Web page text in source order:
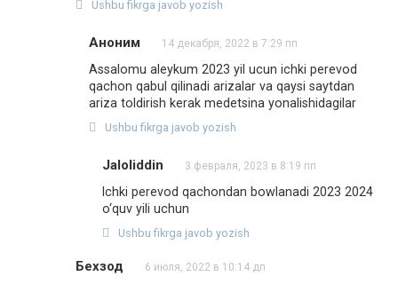
Ushbu fikrga javob yozish
Аноним 14 декабря, 2022 в 7:29 пп
Assalomu aleykum 2023 yil ucun ichki perevod
qachon qabul qilinadi arizalar va qaysi saytdan
ariza toldirish kerak medetsina yonalishidagilar
Ushbu fikrga javob yozish
Jaloliddin 3 февраля, 2023 в 8:19 пп
Ichki perevod qachondan bowlanadi 2023 2024
o‘quv yili uchun
Ushbu fikrga javob yozish
Бехзод 6 июля, 2022 в 10:14 дп